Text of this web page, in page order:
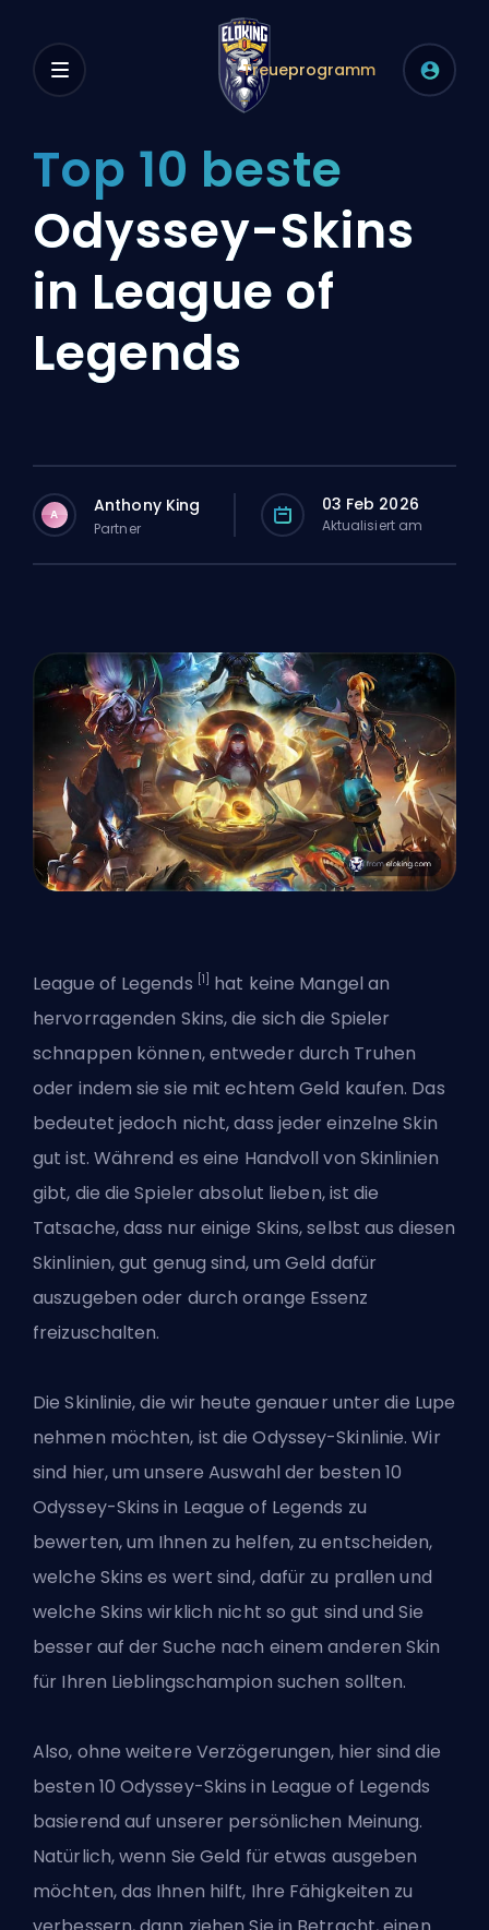
Treueprogramm
Top 10 beste
Odyssey-Skins
in League of
Legends
A Anthony King
Partner
03 Feb 2026
Aktualisiert am
League of Legends [1] hat keine Mangel an
hervorragenden Skins, die sich die Spieler
schnappen können, entweder durch Truhen
oder indem sie sie mit echtem Geld kaufen. Das
bedeutet jedoch nicht, dass jeder einzelne Skin
gut ist. Während es eine Handvoll von Skinlinien
gibt, die die Spieler absolut lieben, ist die
Tatsache, dass nur einige Skins, selbst aus diesen
Skinlinien, gut genug sind, um Geld dafür
auszugeben oder durch orange Essenz
freizuschalten.
Die Skinlinie, die wir heute genauer unter die Lupe
nehmen möchten, ist die Odyssey-Skinlinie. Wir
sind hier, um unsere Auswahl der besten 10
Odyssey-Skins in League of Legends zu
bewerten, um Ihnen zu helfen, zu entscheiden,
welche Skins es wert sind, dafür zu prallen und
welche Skins wirklich nicht so gut sind und Sie
besser auf der Suche nach einem anderen Skin
für Ihren Lieblingschampion suchen sollten.
Also, ohne weitere Verzögerungen, hier sind die
besten 10 Odyssey-Skins in League of Legends
basierend auf unserer persönlichen Meinung.
Natürlich, wenn Sie Geld für etwas ausgeben
möchten, das Ihnen hilft, Ihre Fähigkeiten zu